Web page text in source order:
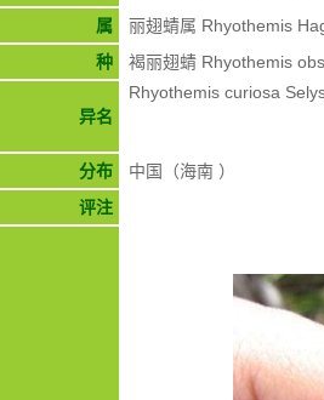
属
丽翅蜻属 Rhyothemis
种
褐丽翅蜻 Rhyothemis
异名
Rhyothemis curiosa
分布
中国（海南 ）
评注